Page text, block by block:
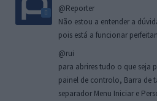
@Reporter
Não estou a entender a
pois está a funcionar
@rui
para abrires tudo o que seja
painel de controlo, Barra de
separador Menu Iniciar e